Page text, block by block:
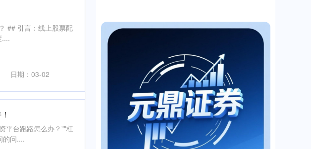
## 引言：线上股票配
....
日期：03-02
平台跑路怎么办？""杠
的问....
创业板指 3515.56 -19.58 -0.55%